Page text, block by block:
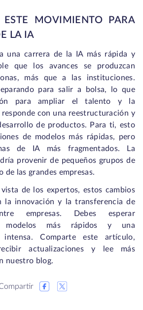
MOVIMIENTO PARA
LA IA
una carrera de la IA más rápida y
que los avances se produzcan
más que a las instituciones.
para salir a bolsa, lo que
para ampliar el talento y la
con una reestructuración y
de productos. Para ti, esto
de modelos más rápidas, pero
de IA más fragmentados. La
provenir de pequeños grupos de
de las grandes empresas.
de los expertos, estos cambios
la innovación y la transferencia de
empresas. Debes esperar
modelos más rápidos y una
intensa. Comparte este artículo,
actualizaciones y lee más
nuestro blog.